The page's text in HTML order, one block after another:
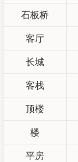
石板桥
客厅
长城
客栈
顶楼
楼
平房